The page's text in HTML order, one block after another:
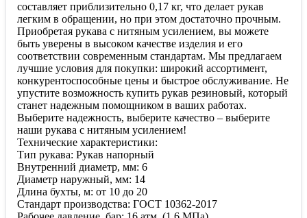
составляет приблизительно 0,17 кг, что делает рукав
легким в обращении, но при этом достаточно прочным.
Приобретая рукава с нитяным усилением, вы можете
быть уверены в высоком качестве изделия и его
соответствии современным стандартам. Мы предлагаем
лучшие условия для покупки: широкий ассортимент,
конкурентоспособные цены и быстрое обслуживание. Не
упустите возможность купить рукав резиновый, который
станет надежным помощником в ваших работах.
Выберите надежность, выберите качество – выберите
наши рукава с нитяным усилением!
Технические характеристики:
Тип рукава: Рукав напорный
Внутренний диаметр, мм: 6
Диаметр наружный, мм: 14
Длина бухты, м: от 10 до 20
Стандарт производства: ГОСТ 10362-2017